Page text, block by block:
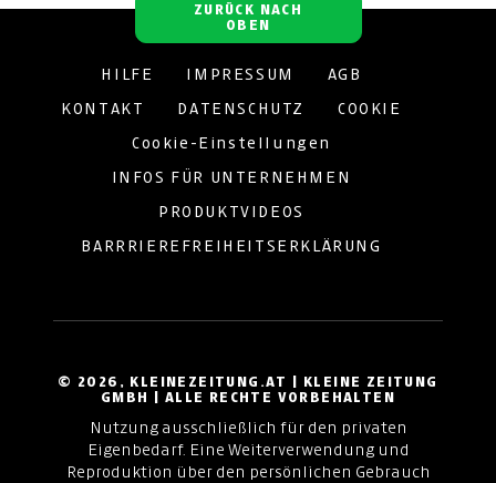
ZURÜCK NACH
OBEN
© 2026, KLEINEZEITUNG.AT | KLEINE ZEITUNG
GMBH | ALLE RECHTE VORBEHALTEN
Nutzung ausschließlich für den privaten
Eigenbedarf. Eine Weiterverwendung und
Reproduktion über den persönlichen Gebrauch
HILFE IMPRESSUM AGB
KONTAKT DATENSCHUTZ COOKIE
Cookie-Einstellungen
INFOS FÜR UNTERNEHMEN
PRODUKTVIDEOS
BARRRIEREFREIHEITSERKLÄRUNG